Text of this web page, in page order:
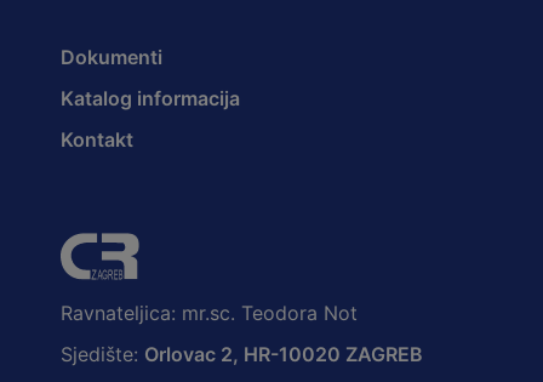
Dokumenti
Katalog informacija
Kontakt
Ravnateljica: mr.sc. Teodora Not
Sjedište: Orlovac 2, HR-10020 ZAGREB